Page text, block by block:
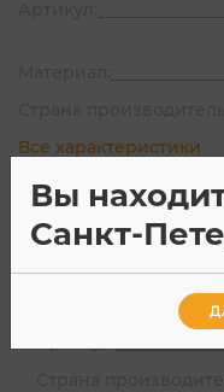
Все характеристики
Вы
Санкт-